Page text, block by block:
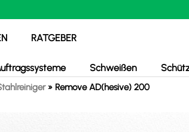
RATGEBER
Schweißen
» Remove AD(hesive) 200